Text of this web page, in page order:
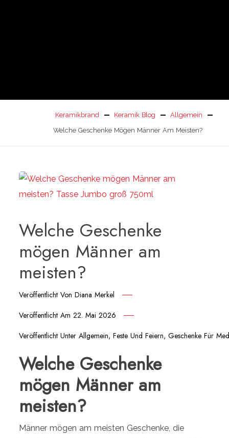
Keramikbrand Keramik Blog
Allgemein
Welche Geschenke Mögen Männer Am Meisten?
Welche Geschenke
mögen Männer am
meisten?
Veröffentlicht VonDiana Merkel
Veröffentlicht Am22. Mai 2026
Veröffentlicht UnterAllgemein,Feste Und Feiern,Geschenke Für
Welche Geschenke
mögen Männer am
meisten?
Männer mögen am meisten Geschenke, die